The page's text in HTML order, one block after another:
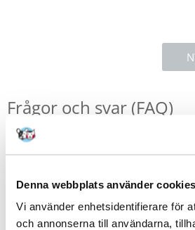
Denna webbplats använder cookies
Vi använder enhetsidentifierare för
och annonserna till användarna,
Frågor och svar (FAQ)
Recensioner
Ytterligare foton